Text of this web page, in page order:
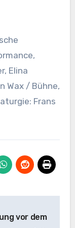
Elina
Wax / Bühne,
Frans
vor dem